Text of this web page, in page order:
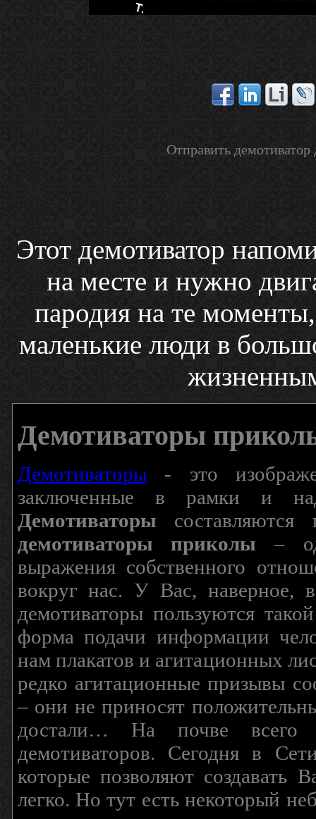
Отправить
Этот демотиватор
на месте и нужно
пародия на те
маленькие люди в
Демотиваторы
Демотиваторы- это
заключенные в рамки и
Демотиваторы составляются
демотиваторы приколы –
выражения собственного
вокруг нас. У Вас, наверное,
демотиваторы пользуются
форма подачи информации
нам плакатов и агитационных
редко агитационные призывы
– они не приносят
достали… На почве всего
демотиваторов. Сегодня в
которые позволяют создавать
легко. Но тут есть некоторый